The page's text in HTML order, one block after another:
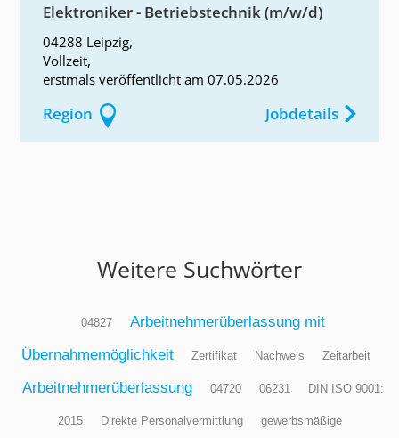
Elektroniker - Betriebstechnik (m/w/d)
04288 Leipzig,
Vollzeit,
erstmals veröffentlicht am 07.05.2026
Jobdetails
Region
Weitere Suchwörter
04827
Arbeitnehmerüberlassung mit
Übernahmemöglichkeit
Zertifikat Nachweis Zeitarbeit
Arbeitnehmerüberlassung 04720 06231 DIN ISO 9001:
2015 Direkte Personalvermittlung gewerbsmäßige